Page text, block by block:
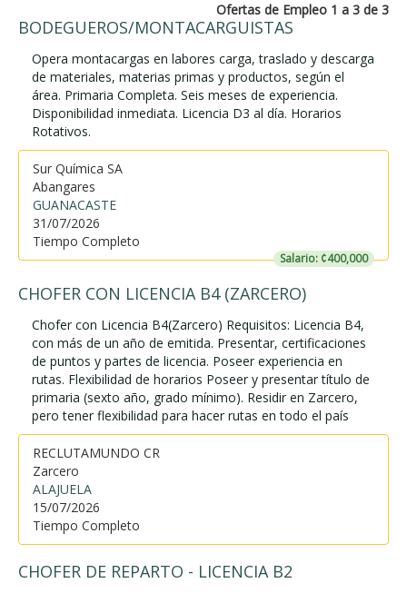
Ofertas de Empleo 1 a 3 de 3
BODEGUEROS/MONTACARGUISTAS
Opera montacargas en labores carga, traslado y descarga
de materiales, materias primas y productos, según el
área. Primaria Completa. Seis meses de experiencia.
Disponibilidad inmediata. Licencia D3 al día. Horarios
Rotativos.
Sur Química SA
Abangares
GUANACASTE
31/07/2026
Tiempo Completo
Salario: ¢400,000
CHOFER CON LICENCIA B4 (ZARCERO)
Chofer con Licencia B4(Zarcero) Requisitos: Licencia B4,
con más de un año de emitida. Presentar, certificaciones
de puntos y partes de licencia. Poseer experiencia en
rutas. Flexibilidad de horarios Poseer y presentar título de
primaria (sexto año, grado mínimo). Residir en Zarcero,
pero tener flexibilidad para hacer rutas en todo el país
RECLUTAMUNDO CR
Zarcero
ALAJUELA
15/07/2026
Tiempo Completo
CHOFER DE REPARTO - LICENCIA B2